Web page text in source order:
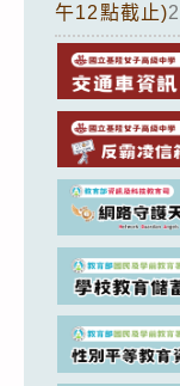
午12點截止)